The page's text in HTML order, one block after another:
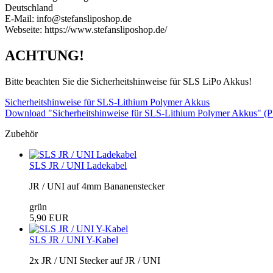
Deutschland
E-Mail: info@stefansliposhop.de
Webseite: https://www.stefansliposhop.de/
ACHTUNG!
Bitte beachten Sie die Sicherheitshinweise für SLS LiPo Akkus!
Sicherheitshinweise für SLS-Lithium Polymer Akkus
Download "Sicherheitshinweise für SLS-Lithium Polymer Akkus"
Zubehör
SLS JR / UNI Ladekabel
JR / UNI auf 4mm Bananenstecker
grün
5,90 EUR
SLS JR / UNI Y-Kabel
2x JR / UNI Stecker auf JR / UNI